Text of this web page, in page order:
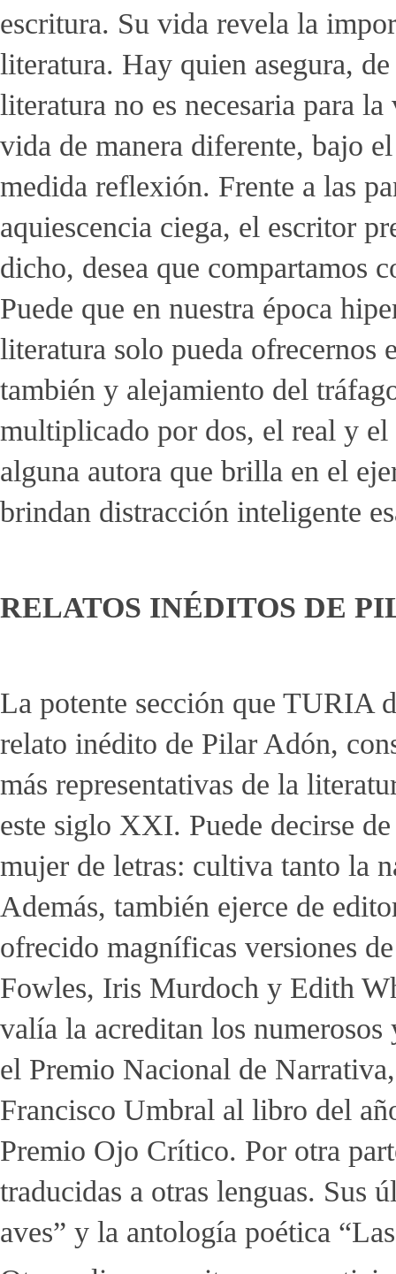
escritura. Su vida revela la
literatura. Hay quien asegura,
literatura no es necesaria para
vida de manera diferente, bajo
medida reflexión. Frente a las
aquiescencia ciega, el escritor
dicho, desea que compartamos
Puede que en nuestra época
literatura solo pueda ofrecernos
también y alejamiento del
multiplicado por dos, el real y
alguna autora que brilla en el
brindan distracción inteligente
RELATOS INÉDITOS DE
La potente sección que TURIA
relato inédito de Pilar Adón,
más representativas de la
este siglo XXI. Puede decirse
mujer de letras: cultiva tanto la
Además, también ejerce de
ofrecido magníficas versiones
Fowles, Iris Murdoch y Edith
valía la acreditan los
el Premio Nacional de
Francisco Umbral al libro del
Premio Ojo Crítico. Por otra
traducidas a otras lenguas. Sus
aves” y la antología poética